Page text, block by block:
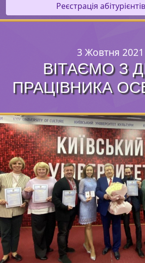
Реєстрація
3 Жовтня 2021
ВІТАЄМО З
ПРАЦІВНИКА